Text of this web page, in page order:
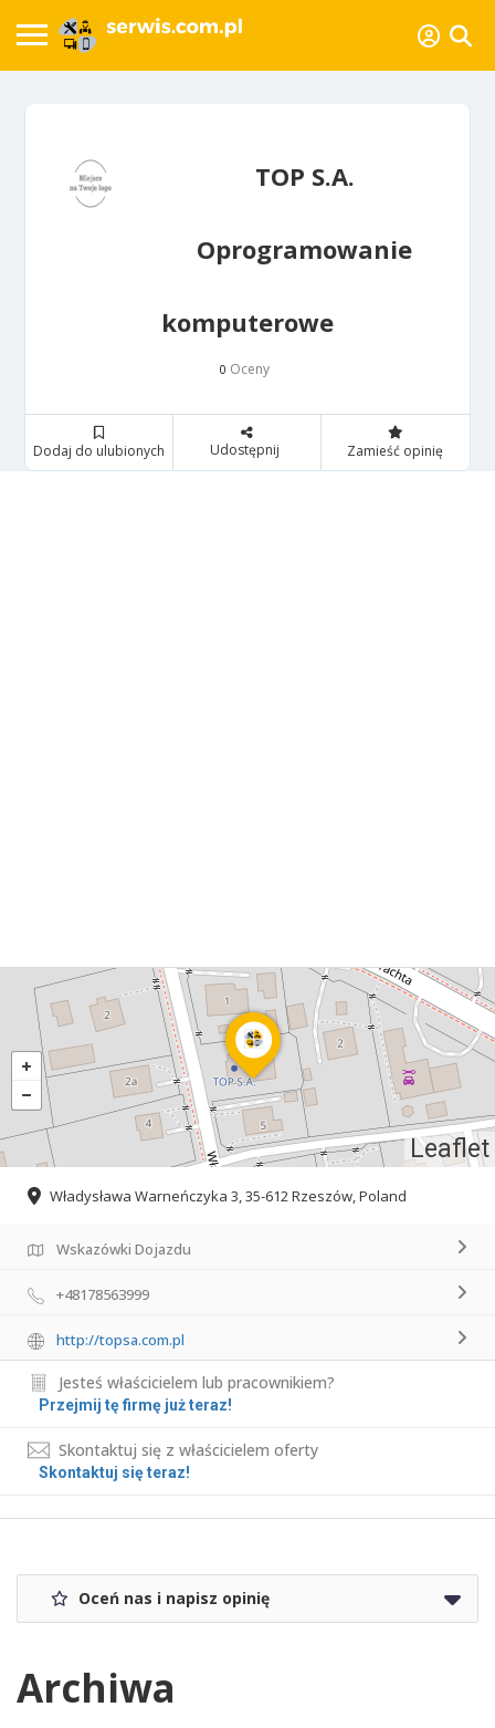
TOP S.A.
Oprogramowanie
komputerowe
0 Oceny
Dodaj do ulubionych Udostępnij Zamieść opinię
Leaflet
Władysława Warneńczyka 3, 35-612 Rzeszów, Poland
Wskazówki Dojazdu
+48178563999
http://topsa.com.pl
Jesteś właścicielem lub pracownikiem?
Przejmij tę firmę już teraz!
Skontaktuj się z właścicielem oferty
Skontaktuj się teraz!
Oceń nas i napisz opinię
Archiwa